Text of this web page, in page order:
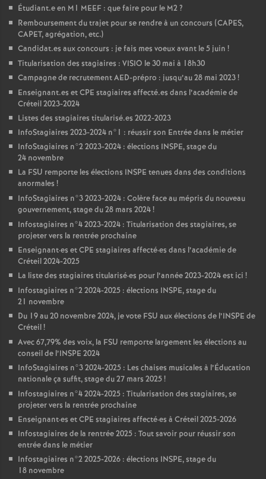
Étudiant.e en M1 MEEF : que faire pour le M2?
Remboursement du trajet pour se rendre à un concours (CAPES,
CAPET, agrégation, etc.)
Candidat.es aux concours : je fais mes voeux avant le 5 juin !
Titularisation des stagiaires : VISIO le 30 mai à 18h30
Campagne de recrutementAED-prépro : jusqu’au 28 mai 2023!
Enseignant.es etCPE stagiaires affecté.es dans l’académie de
Créteil 2023-2024
Listes des stagiaires titularisé.es 2022-2023
InfoStagiaires 2023-2024 n°1 : réussir son Entrée dans le métier
InfoStagiaires n°2 2023-2024 : élections INSPE, stage du
24 novembre
La FSU remporte les élections INSPE tenues dans des conditions
anormales !
InfoStagiaires n°3 2023-2024 : Colère face au mépris du nouveau
gouvernement, stage du 28 mars 2024!
Infostagiaires n°4 2023-2024 : Titularisation des stagiaires, se
projeter vers la rentrée prochaine
Enseignant·es etCPE stagiaires affecté·es dans l’académie de
Créteil 2024-2025
La liste des stagiaires titularisé·es pour l’année 2023-2024 est ici !
Infostagiaires n°2 2024-2025 : élections INSPE, stage du
21 novembre
Du 19 au 20 novembre 2024, je vote FSU aux élections de l’INSPE de
Créteil!
Avec 67,79% des voix, la FSU remporte largement les élections au
conseil de l’INSPE 2024
InfoStagiaires n°3 2024-2025 : Les chaises musicales à l’Éducation
nationale ça suffit, stage du 27 mars 2025!
Infostagiaires n°4 2024-2025 : Titularisation des stagiaires, se
projeter vers la rentrée prochaine
Enseignant·es etCPE stagiaires affecté·es à Créteil 2025-2026
Infostagiaires de la rentrée 2025 : Tout savoir pour réussir son
entrée dans le métier
Infostagiaires n°2 2025-2026 : élections INSPE, stage du
18 novembre